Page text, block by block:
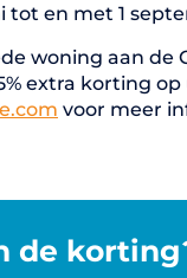
tot en met 1
woning aan de
extra korting
voor meer
de